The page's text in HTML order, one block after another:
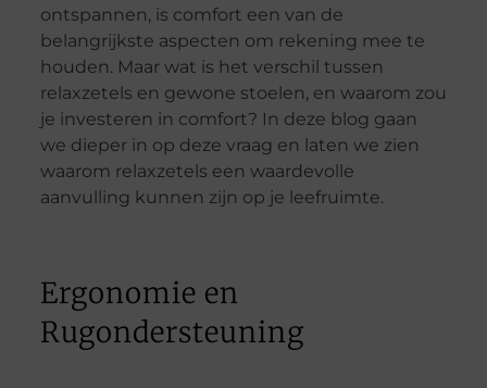
ontspannen, is comfort een van de
belangrijkste aspecten om rekening mee te
houden. Maar wat is het verschil tussen
relaxzetels en gewone stoelen, en waarom zou
je investeren in comfort? In deze blog gaan
we dieper in op deze vraag en laten we zien
waarom relaxzetels een waardevolle
aanvulling kunnen zijn op je leefruimte.
Ergonomie en
Rugondersteuning